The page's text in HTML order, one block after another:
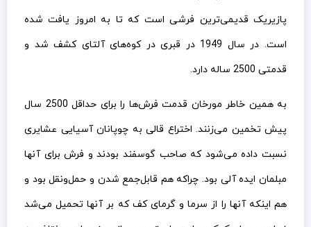
پازیریک قدیمی‌ترین فرشی است که تا به امروز یافت شده
است. در سال 1949 در قبری در کوه‌های آلتای کشف شد و
قدمتی 2500 ساله دارد.
به همین خاطر مورخان قدمت فرش‌ها را برای حداقل 2500 سال
پیش تخمین می‌زنند. اختراع قالی به چوپانان آسیایی عشایری
نسبت داده می‌شود که صاحب گوسفند بودند و فرش برای آنها
مبلمان ایده آلی بود. چراکه هم قابل‌جمع شدن و حمل‌ونقل بود و
هم اینکه آنها را از سرما و گرمای کف که بر آنها تحمیل می‌شد